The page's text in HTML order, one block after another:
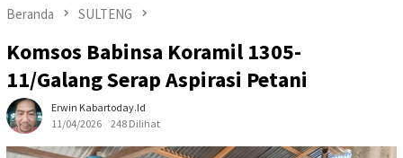
Beranda SULTENG
Komsos Babinsa Koramil 1305-
11/Galang Serap Aspirasi Petani
Erwin Kabartoday.id
11/04/2026
248 Dilihat